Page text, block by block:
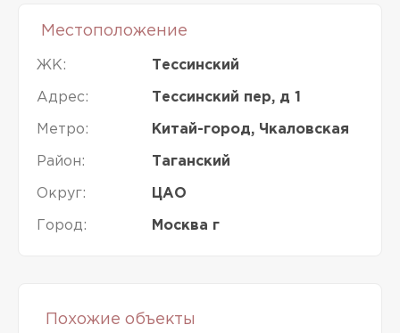
Местоположение
ЖК: Тессинский
Адрес: Тессинский пер, д 1
Метро: Китай-город, Чкаловская
Район: Таганский
Округ: ЦАО
Город: Москва г
Похожие объекты